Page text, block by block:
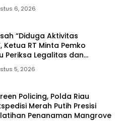
6, 2026
“Diduga Aktivitas
Ketua RT Minta Pemko
Periksa Legalitas dan
Homestay di Jalan Tanjung
5, 2026
Policing, Polda Riau
Merah Putih Presisi
Penanaman Mangrove